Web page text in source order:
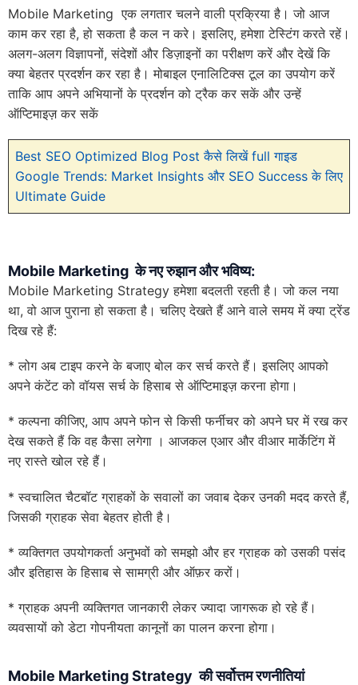
Mobile Marketing एक लगतार चलने वाली प्रक्रिया है। जो आज
काम कर रहा है, हो सकता है कल न करे। इसलिए, हमेशा टेस्टिंग करते रहें।
अलग-अलग विज्ञापनों, संदेशों और डिज़ाइनों का परीक्षण करें और देखें कि
क्या बेहतर प्रदर्शन कर रहा है। मोबाइल एनालिटिक्स टूल का उपयोग करें
ताकि आप अपने अभियानों के प्रदर्शन को ट्रैक कर सकें और उन्हें
ऑप्टिमाइज़ कर सकें
Best SEO Optimized Blog Post कैसे लिखें full गाइड
Google Trends: Market Insights और SEO Success के लिए
Ultimate Guide
Mobile Marketing के नए रुझान और भविष्य:
Mobile Marketing Strategy हमेशा बदलती रहती है। जो कल नया
था, वो आज पुराना हो सकता है। चलिए देखते हैं आने वाले समय में क्या ट्रेंड
दिख रहे हैं:
* लोग अब टाइप करने के बजाए बोल कर सर्च करते हैं। इसलिए आपको
अपने कंटेंट को वॉयस सर्च के हिसाब से ऑप्टिमाइज़ करना होगा।
* कल्पना कीजिए, आप अपने फोन से किसी फर्नीचर को अपने घर में रख कर
देख सकते हैं कि वह कैसा लगेगा । आजकल एआर और वीआर मार्केटिंग में
नए रास्ते खोल रहे हैं।
* स्वचालित चैटबॉट ग्राहकों के सवालों का जवाब देकर उनकी मदद करते हैं,
जिसकी ग्राहक सेवा बेहतर होती है।
* व्यक्तिगत उपयोगकर्ता अनुभवों को समझो और हर ग्राहक को उसकी पसंद
और इतिहास के हिसाब से सामग्री और ऑफ़र करों।
* ग्राहक अपनी व्यक्तिगत जानकारी लेकर ज्यादा जागरूक हो रहे हैं।
व्यवसायों को डेटा गोपनीयता कानूनों का पालन करना होगा।
Mobile Marketing Strategy की सर्वोत्तम रणनीतियां